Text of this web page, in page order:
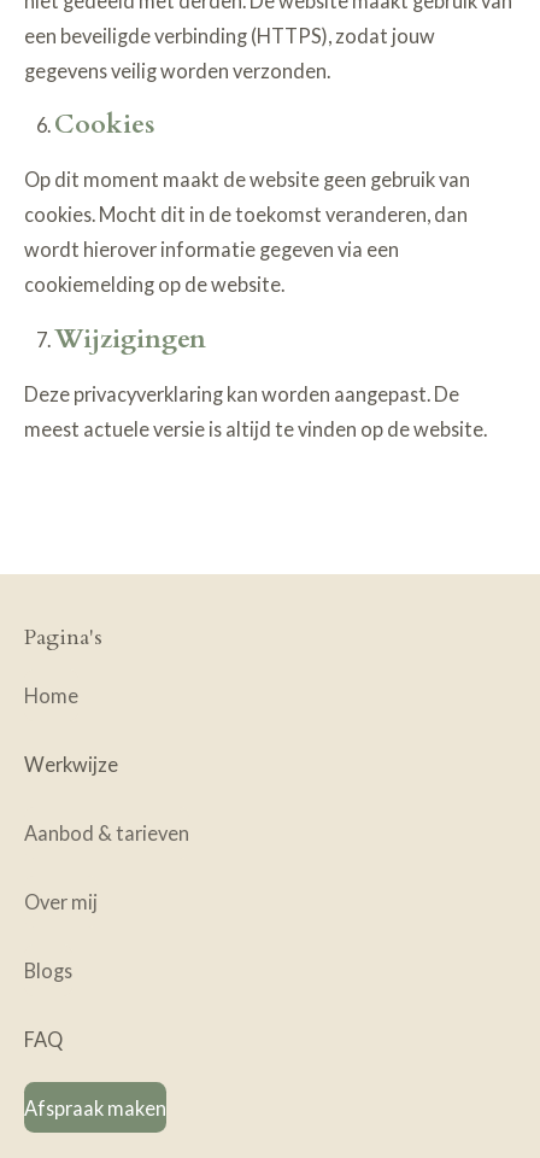
een beveiligde verbinding (HTTPS), zodat jouw
gegevens veilig worden verzonden.
Cookies
Op dit moment maakt de website geen gebruik van
cookies. Mocht dit in de toekomst veranderen, dan
wordt hierover informatie gegeven via een
cookiemelding op de website.
Wijzigingen
Deze privacyverklaring kan worden aangepast. De
meest actuele versie is altijd te vinden op de website.
Pagina's
Home
Werkwijze
Aanbod & tarieven
Over mij
Blogs
FAQ
Afspraak maken